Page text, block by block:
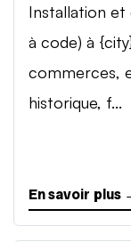
Installation et
à code) à
commerces,
historique, f...
En savoir plus